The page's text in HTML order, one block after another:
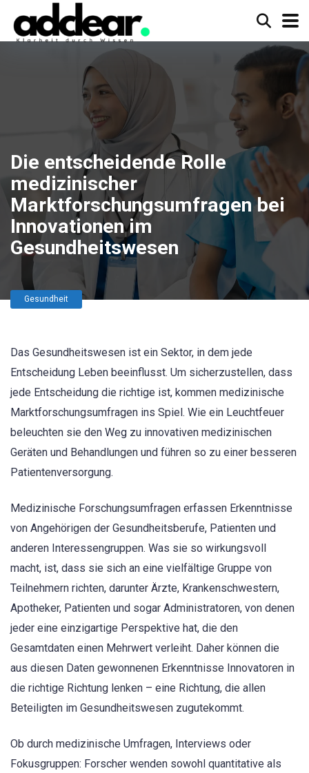
Die entscheidende Rolle
medizinischer
Marktforschungsumfragen bei
Innovationen im
Gesundheitswesen
Gesundheit
Das Gesundheitswesen ist ein Sektor, in dem jede
Entscheidung Leben beeinflusst. Um sicherzustellen, dass
jede Entscheidung die richtige ist, kommen medizinische
Marktforschungsumfragen ins Spiel. Wie ein Leuchtfeuer
beleuchten sie den Weg zu innovativen medizinischen
Geräten und Behandlungen und führen so zu einer besseren
Patientenversorgung.
Medizinische Forschungsumfragen erfassen Erkenntnisse
von Angehörigen der Gesundheitsberufe, Patienten und
anderen Interessengruppen. Was sie so wirkungsvoll
macht, ist, dass sie sich an eine vielfältige Gruppe von
Teilnehmern richten, darunter Ärzte, Krankenschwestern,
Apotheker, Patienten und sogar Administratoren, von denen
jeder eine einzigartige Perspektive hat, die den
Gesamtdaten einen Mehrwert verleiht. Daher können die
aus diesen Daten gewonnenen Erkenntnisse Innovatoren in
die richtige Richtung lenken – eine Richtung, die allen
Beteiligten im Gesundheitswesen zugutekommt.
Ob durch medizinische Umfragen, Interviews oder
Fokusgruppen: Forscher wenden sowohl quantitative als